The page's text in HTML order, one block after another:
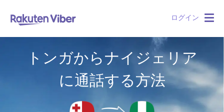
ログイン
トンガからナイジェリア
に通話する方法